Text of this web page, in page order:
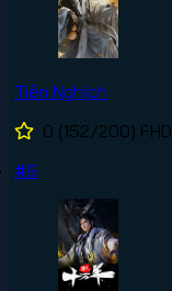
Tiên Nghịch
0 (152/200) FHD
#9